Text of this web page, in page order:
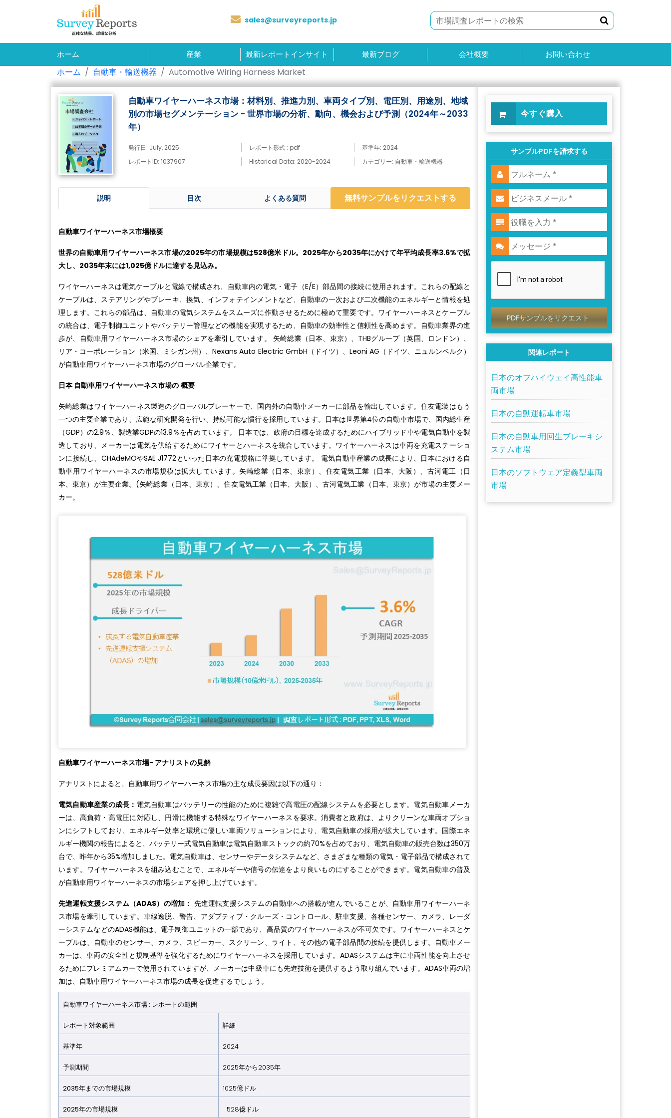
sales@surveyreports.jp
ホーム 産業 最新レポートインサイト 最新ブログ 会社概要 お問い合わせ
ホーム 自動車・輸送機器 Automotive Wiring Harness Market
自動車ワイヤーハーネス市場：材料別、推進力別、車両タイプ別、電圧別、用途別、地域
別の市場セグメンテーション - 世界市場の分析、動向、機会および予測（2024年～2033
年）
発行日: July, 2025 レポート形式 : pdf
基準年: 2024
レポートID: 1037907
Historical Data: 2020-2024 カテゴリー: 自動車・輸送機器
説明 目次 よくある質問 無料サンプルをリクエストする
自動車ワイヤーハーネス市場概要
世界の自動車用ワイヤーハーネス市場の2025年の市場規模は528億米ドル。2025年から2035年にかけて年平均成長率3.6%で拡
大し、2035年末には1,025億ドルに達する見込み。
ワイヤーハーネスは電気ケーブルと電線で構成され、自動車内の電気・電子（E/E）部品間の接続に使用されます。これらの配線と
ケーブルは、ステアリングやブレーキ、換気、インフォテインメントなど、自動車の一次および二次機能のエネルギーと情報を処
理します。これらの部品は、自動車の電気システムをスムーズに作動させるために極めて重要です。ワイヤーハーネスとケーブル
の統合は、電子制御ユニットやバッテリー管理などの機能を実現するため、自動車の効率性と信頼性を高めます。自動車業界の進
歩が、自動車用ワイヤーハーネス市場のシェアを牽引しています。 矢崎総業（日本、東京）、THBグループ（英国、ロンドン）、
リア・コーポレーション（米国、ミシガン州）、Nexans Auto Electric GmbH（ドイツ）、Leoni AG（ドイツ、ニュルンベルク）
が自動車用ワイヤーハーネス市場のグローバル企業です。
日本 自動車用ワイヤーハーネス市場の 概要
矢崎総業はワイヤーハーネス製造のグローバルプレーヤーで、国内外の自動車メーカーに部品を輸出しています。住友電装はもう
一つの主要企業であり、広範な研究開発を行い、持続可能な慣行を採用しています。日本は世界第4位の自動車市場で、国内総生産
（GDP）の2.9％、製造業GDPの13.9％を占めています。 日本では、政府の目標を達成するためにハイブリッド車や電気自動車を製
造しており、メーカーは電気を供給するためにワイヤーとハーネスを統合しています。ワイヤーハーネスは車両を充電ステーショ
ンに接続し、CHAdeMOやSAE J1772といった日本の充電規格に準拠しています。 電気自動車産業の成長により、日本における自
動車用ワイヤーハーネスの市場規模は拡大しています。矢崎総業（日本、東京）、住友電気工業（日本、大阪）、古河電工（日
本、東京）が主要企業。(矢崎総業（日本、東京）、住友電気工業（日本、大阪）、古河電気工業（日本、東京）が市場の主要メー
カー。
自動車ワイヤーハーネス市場- アナリストの見解
アナリストによると、自動車用ワイヤーハーネス市場の主な成長要因は以下の通り：
電気自動車産業の成長： 電気自動車はバッテリーの性能のために複雑で高電圧の配線システムを必要とします。電気自動車メーカ
ーは、高負荷・高電圧に対応し、円滑に機能する特殊なワイヤーハーネスを要求。消費者と政府は、よりクリーンな車両オプショ
ンにシフトしており、エネルギー効率と環境に優しい車両ソリューションにより、電気自動車の採用が拡大しています。国際エネ
ルギー機関の報告によると、バッテリー式電気自動車は電気自動車ストックの約70%を占めており、電気自動車の販売台数は350万
台で、昨年から35%増加しました。電気自動車は、センサーやデータシステムなど、さまざまな種類の電気・電子部品で構成されて
います。ワイヤーハーネスを組み込むことで、エネルギーや信号の伝達をより良いものにすることができます。電気自動車の普及
が自動車用ワイヤーハーネスの市場シェアを押し上げています。
先進運転支援システム（ADAS）の増加： 先進運転支援システムの自動車への搭載が進んでいることが、自動車用ワイヤーハーネ
ス市場を牽引しています。車線逸脱、警告、アダプティブ・クルーズ・コントロール、駐車支援、各種センサー、カメラ、レーダ
ーシステムなどのADAS機能は、電子制御ユニットの一部であり、高品質のワイヤーハーネスが不可欠です。ワイヤーハーネスとケ
ーブルは、自動車のセンサー、カメラ、スピーカー、スクリーン、ライト、その他の電子部品間の接続を提供します。自動車メー
カーは、車両の安全性と規制基準を強化するためにワイヤーハーネスを採用しています。ADASシステムは主に車両性能を向上させ
るためにプレミアムカーで使用されていますが、メーカーは中級車にも先進技術を提供するよう取り組んでいます。ADAS車両の増
加は、自動車用ワイヤーハーネス市場の成長を促進するでしょう。
自動車ワイヤーハーネス市場 : レポートの範囲
レポート対象範囲 詳細
基準年 2024
予測期間 2025年から2035年
2035年までの市場規模 1025億ドル
2025年の市場規模 528億ドル
今すぐ購入
サンプルPDFを請求する
PDFサンプルをリクエスト
関連レポート
日本のオフハイウェイ高性能車
両市場
日本の自動運転車市場
日本の自動車用回生ブレーキシ
ステム市場
日本のソフトウェア定義型車両
市場